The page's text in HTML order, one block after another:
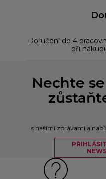
Doručení do 4
při
Nechte
s našimi zprávami a